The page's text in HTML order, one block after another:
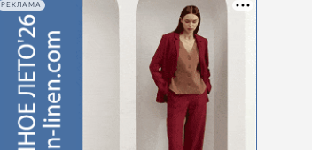
РЕКЛАМА